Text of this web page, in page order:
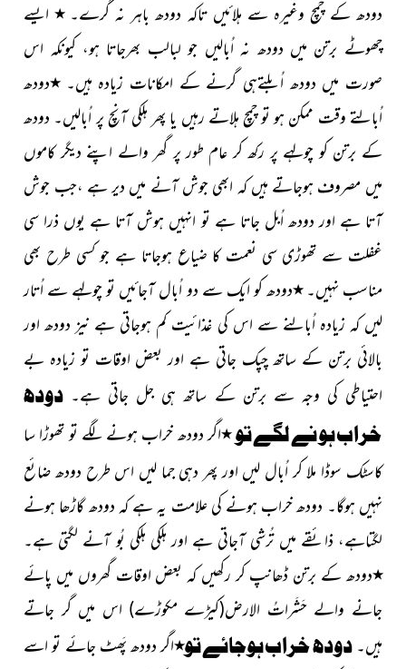
دودھ کے چمچ وغیرہ سے ہلائیں تاکہ دودھ باہر نہ گرے۔٭ایسے
چھوٹے برتن میں دودھ نہ اُبالیں جو لبالب بھرجاتا ہو، کیونکہ اس
صورت میں دودھ اُبلتےہی گرنے کے امکانات زیادہ ہیں۔٭دودھ
اُبالتے وقت ممکن ہو تو چمچ ہلاتے رہیں یا پھر ہلکی آنچ پر اُبالیں۔ دودھ
کے برتن کو چولہے پر رکھ کر عام طور پر گھر والے اپنے دیگر کاموں
میں مصروف ہوجاتے ہیں کہ ابھی جوش آنے میں دیر ہے ،جب جوش
آتا ہے اور دودھ اُبل جاتا ہے تو انہیں ہوش آتا ہے یوں ذرا سی
غفلت سے تھوڑی سی نعمت کا ضیاع ہوجاتا ہے جو کسی طرح بھی
مناسب نہیں۔٭دودھ کو ایک سے دو اُبال آجائیں تو چولہے سے اُتار
لیں کہ زیادہ اُبالنے سے اس کی غذائیت کم ہوجاتی ہے نیز دودھ اور
بالائی برتن کے ساتھ چپک جاتی ہے اور بعض اوقات تو زیادہ بے
احتیاطی کی وجہ سے برتن کے ساتھ ہی جل جاتی ہے۔ دودھ
خراب ہونے لگے تو٭اگر دودھ خراب ہونے لگے تو تھوڑا سا
کاسٹک سوڈا ملا کر اُبال لیں اور پھر دہی جما لیں اس طرح دودھ ضائع
نہیں ہوگا۔ دودھ خراب ہونے کی علامت یہ ہے کہ دودھ گاڑھا ہونے
لگتاہے، ذائقے میں تُرشی آجاتی ہے اور ہلکی ہلکی بُو آنے لگتی ہے۔
٭دودھ کے برتن ڈھانپ کر رکھیں کہ بعض اوقات گھروں میں پائے
جانے والے حَشَراتُ الارض(کیڑے مکوڑے) اس میں گر جاتے
ہیں۔دودھ خراب ہوجائے تو٭اگر دودھ پَھٹ جائے تو اسے